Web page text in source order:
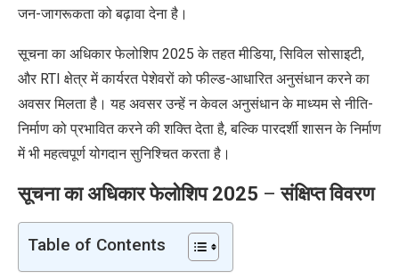
जन-जागरूकता को बढ़ावा देना है।
सूचना का अधिकार फेलोशिप 2025 के तहत मीडिया, सिविल सोसाइटी,
और RTI क्षेत्र में कार्यरत पेशेवरों को फील्ड-आधारित अनुसंधान करने का
अवसर मिलता है। यह अवसर उन्हें न केवल अनुसंधान के माध्यम से नीति-
निर्माण को प्रभावित करने की शक्ति देता है, बल्कि पारदर्शी शासन के निर्माण
में भी महत्वपूर्ण योगदान सुनिश्चित करता है।
सूचना का अधिकार फेलोशिप 2025 –संक्षिप्त विवरण
Table of Contents